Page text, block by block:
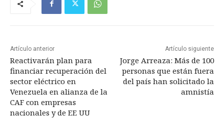
Artículo anterior
Reactivarán plan para
financiar recuperación del
sector eléctrico en
Venezuela en alianza de la
CAF con empresas
nacionales y de EE UU
Artículo siguiente
Jorge Arreaza: Más de 100
personas que están fuera
del país han solicitado la
amnistía